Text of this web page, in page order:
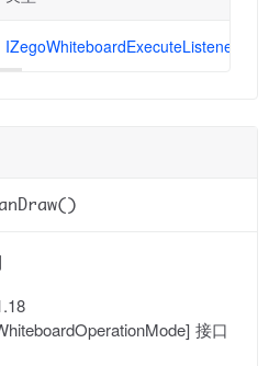
IZegoWhiteboardExecuteListener
接口